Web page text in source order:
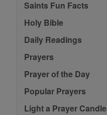
Saints Fun Facts
Holy Bible
Daily Readings
Prayers
Prayer of the Day
Popular Prayers
Light a Prayer Candle